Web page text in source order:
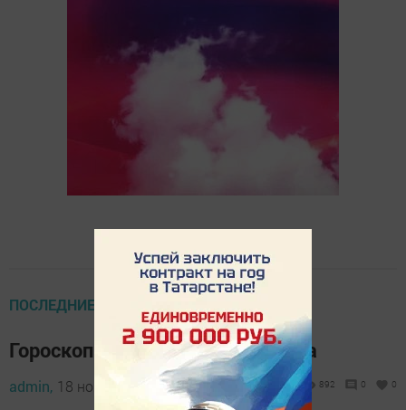
ПОСЛЕДНИЕ НОВОСТИ
Гороскоп на 19 ноября 2019 года
admin, 18 ноября 2019 - 23:07 892 0 0